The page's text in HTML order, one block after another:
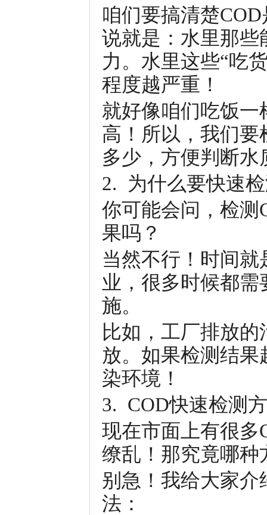
咱们要搞清楚
说就是：水里那些
力。水里这些“吃
程度越严重！
就好像咱们吃饭一
高！所以，我们要
多少，方便判断水
2. 为什么要快速
你可能会问，检测
果吗？
当然不行！时间
业，很多时候都
施。
比如，工厂排放
放。如果检测结
染环境！
3. COD快速检测
现在市面上有很多
缭乱！那究竟哪种
别急！我给大家
法：